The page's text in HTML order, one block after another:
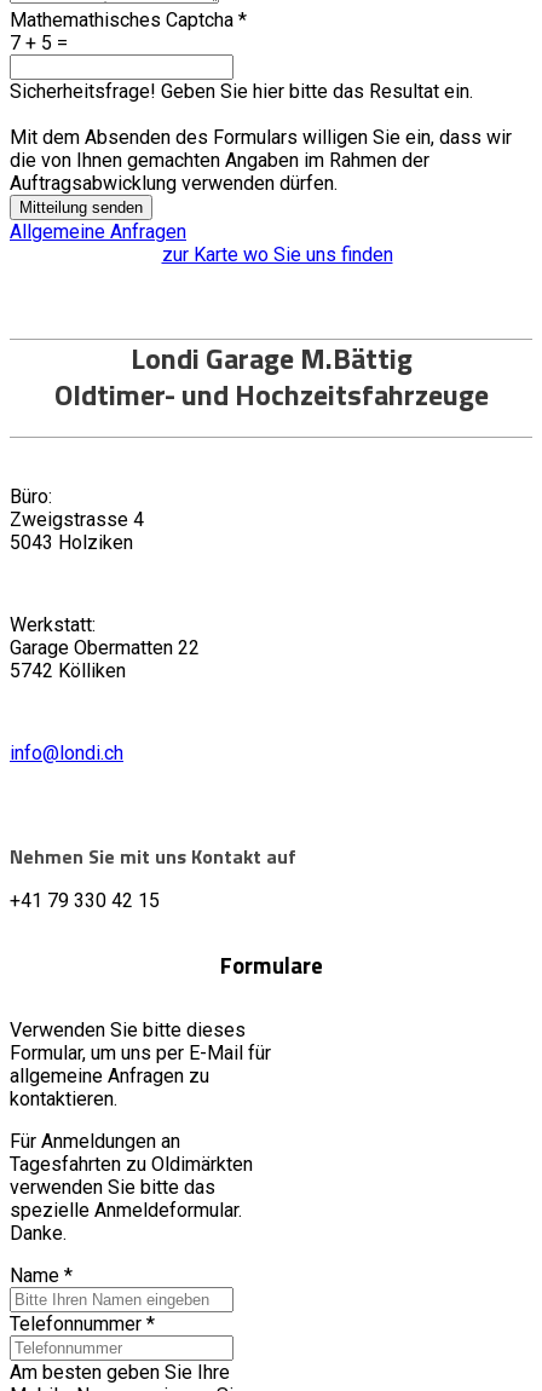
Mathemathisches Captcha *
7 + 5 =
Sicherheitsfrage! Geben Sie hier bitte das Resultat ein.
Mit dem Absenden des Formulars willigen Sie ein, dass wir
die von Ihnen gemachten Angaben im Rahmen der
Auftragsabwicklung verwenden dürfen.
Mitteilung senden
Allgemeine Anfragen
zur Karte wo Sie uns finden
Londi Garage M.Bättig
Oldtimer- und Hochzeitsfahrzeuge
Büro:
Zweigstrasse 4
5043 Holziken
Werkstatt:
Garage Obermatten 22
5742 Kölliken
info@londi.ch
Nehmen Sie mit uns Kontakt auf
+41 79 330 42 15
Formulare
Verwenden Sie bitte dieses
Formular, um uns per E-Mail für
allgemeine Anfragen zu
kontaktieren.
Für Anmeldungen an
Tagesfahrten zu Oldimärkten
verwenden Sie bitte das
spezielle Anmeldeformular.
Danke.
Name *
Telefonnummer *
Am besten geben Sie Ihre